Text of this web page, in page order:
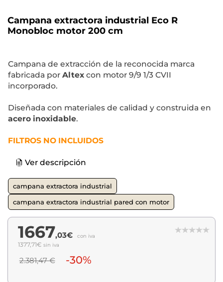
Campana extractora industrial Eco R
Monobloc motor 200 cm
Campana de extracción de la reconocida marca
fabricada por Altex con motor 9/9 1/3 CVII
incorporado.
Diseñada con materiales de calidad y construida en
acero inoxidable.
FILTROS NO INCLUIDOS
Ver descripción
campana extractora industrial
campana extractora industrial pared con motor
1667,03€ con iva
1377,71€ sin iva
2.381,47 € -30%